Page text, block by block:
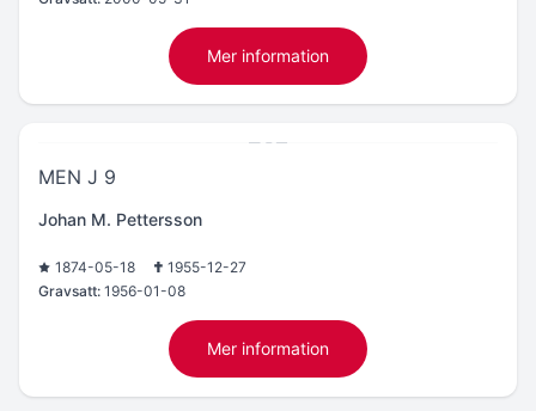
Mer information
MEN J 9
Johan M. Pettersson
1874-05-18
1955-12-27
Gravsatt: 1956-01-08
Mer information